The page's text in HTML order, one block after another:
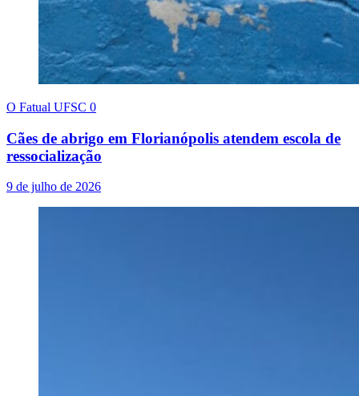
O Fatual UFSC 0
Cães de abrigo em Florianópolis atendem escola de
ressocialização
9 de julho de 2026